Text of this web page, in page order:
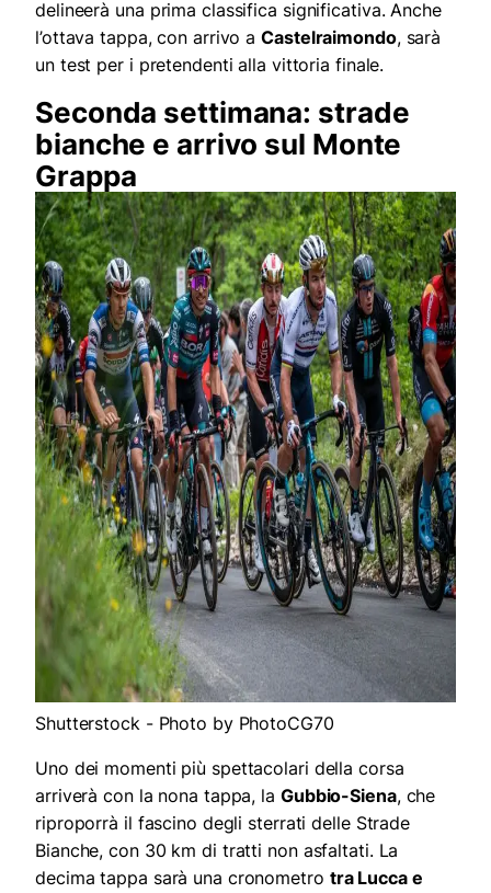
delineerà una prima classifica significativa. Anche
l’ottava tappa, con arrivo aCastelraimondo, sarà
un test per i pretendenti alla vittoria finale.
Seconda settimana: strade
bianche e arrivo sul Monte
Grappa
Shutterstock - Photo by PhotoCG70
Uno dei momenti più spettacolari della corsa
arriverà con la nona tappa, la Gubbio-Siena, che
riproporrà il fascino degli sterrati delle Strade
Bianche, con 30 km di tratti non asfaltati. La
decima tappa sarà una cronometro tra Lucca e